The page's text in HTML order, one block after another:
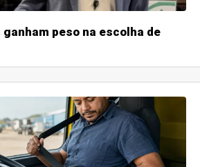
peso na escolha de